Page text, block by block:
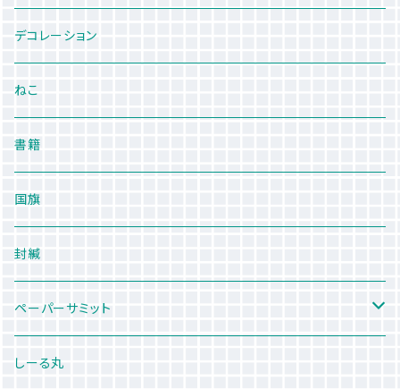
サイズ：中 15X56
サイズ：大 28X84
デコレーション
ねこ
書籍
国旗
封緘
ペーパーサミット
JACKIE×丸紀印刷
しーる丸